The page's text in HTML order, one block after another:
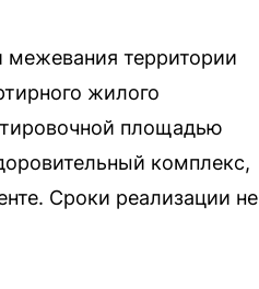
межевания территории
жилого
площадью
комплекс,
Сроки реализации не